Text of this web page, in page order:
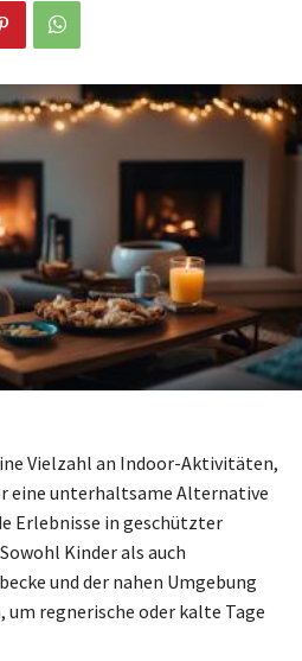
Vielzahl an Indoor-Aktivitäten,
eine unterhaltsame Alternative
Erlebnisse in geschützter
Kinder als auch
und der nahen Umgebung
regnerische oder kalte Tage